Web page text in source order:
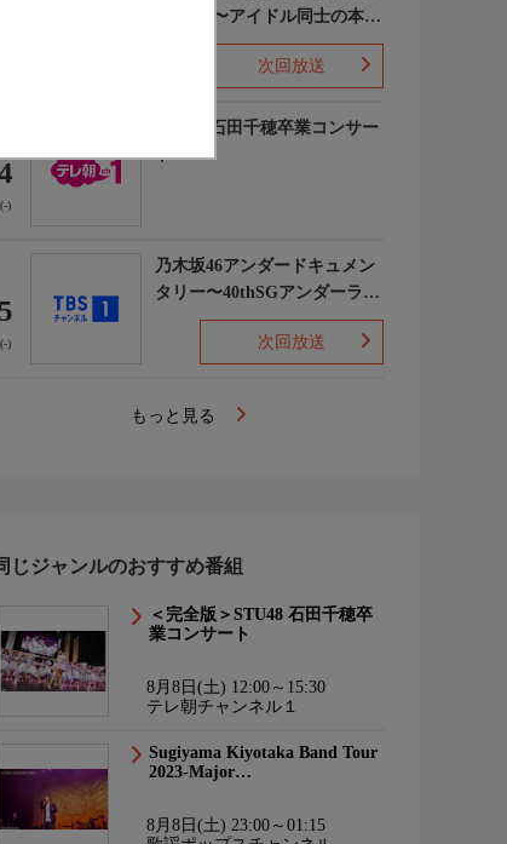
てくる!〜アイドル同士の本音
レビューSP〜
次回放送
(-)
STU48 石田千穂卒業コンサー
ト
5
(-)
乃木坂46アンダードキュメン
タリー〜40thSGアンダーライ
ブ舞台裏〜
次回放送
もっと見る
じジャンルのおすすめ番組
＜完全版＞STU48 石田千穂卒
業コンサート
8月8日(土) 12:00～15:30
テレ朝チャンネル１
Sugiyama Kiyotaka Band Tour
2023-Major…
8月8日(土) 23:00～01:15